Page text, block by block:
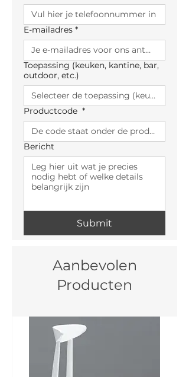
E-mailadres *
Toepassing (keuken, kantine, bar,
outdoor, etc.)
Productcode *
Bericht
Submit
Aanbevolen
Producten